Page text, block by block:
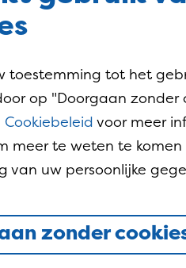
met de winkelvloer.
, inclusief het
bachelor denkniveau
of
zoals
toestemming tot het
op "Doorgaan zonder
Cookiebeleid voor meer
meer te weten te komen
uw persoonlijke
zonder